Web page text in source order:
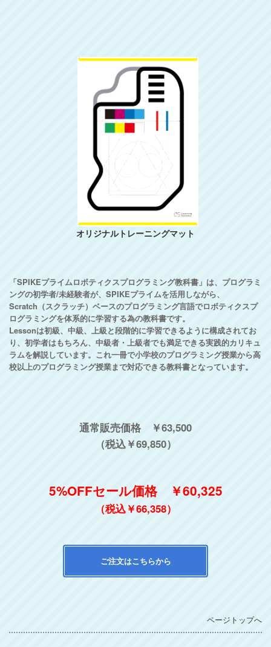
オリジナルトレーニングマット
「SPIKEプライムロボティクスプログラミング教科書」は、プログラミ
ングの初学者/未経験者が、SPIKEプライムを活用しながら、
Scratch（スクラッチ）ベースのプログラミング言語でロボティクスプ
ログラミングを体系的に学習する為の教科書です。
Lessonは初級、中級、上級と段階的に学習できるように構成されてお
り、初学者はもちろん、中級者・上級者でも満足できる実践的カリキュ
ラムを解説しています。これ一冊で小学校のプログラミング授業から高
校以上のプログラミング授業まで対応できる教科書となっています。
通常販売価格 ￥63,500
（税込￥69,850）
5%OFFセール価格 ￥60,325
（税込￥66,358）
ご注文はこちらから
ページトップへ